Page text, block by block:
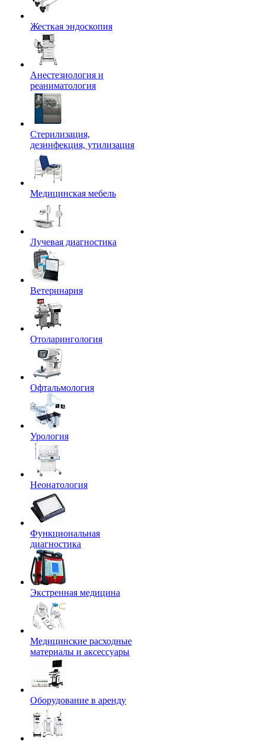
Жесткая эндоскопия
Анестезиология и
реаниматология
Стерилизация,
дезинфекция, утилизация
Медицинская мебель
Лучевая диагностика
Ветеринария
Отоларингология
Офтальмология
Урология
Неонатология
Функциональная
диагностика
Экстренная медицина
Медицинские расходные
материалы и аксессуары
Оборудование в аренду